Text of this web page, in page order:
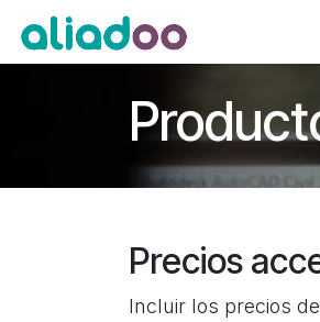
Ir al contenido
Precios
Incluir los precios